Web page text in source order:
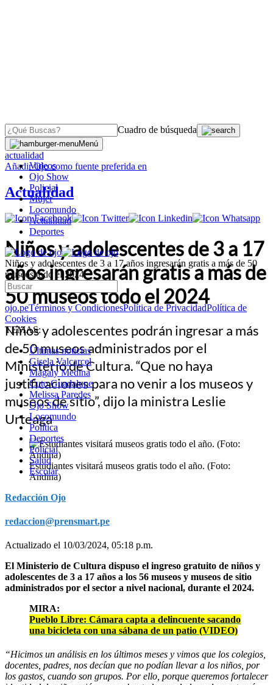
Cuadro de búsqueda
Menú
Videos
Ojo Show
Policial
Mujer
Locomundo
Actualidad
Deportes
Niños y adolescentes de 3 a 17 años ingresarán gratis a más de 50
museos todo el 2024
ojo.peTérminos y CondicionesPolítica de PrivacidadPolítica de
Cookies
TEMAS:
Últimas noticias
Gisela Valcarcel
Magaly Medina
Cuto Guadalupe
Melissa Paredes
Ojo Show
Locomundo
Política
Deportes
Policial
Salud
Escolar
OJO
actualidad
AñadirOjocomo fuente preferida en
Actualidad
Niños y adolescentes de 3 a 17
años ingresarán gratis a más de
50 museos todo el 2024
Niños y adolescentes podrán ingresar a más
de 50 museos administrados por el
Ministerio de Cultura. “Que no haya
justificaciones para no venir a los museos y
museos de sitio”, dijo la ministra Leslie
Urteaga
Estudiantes visitará museos gratis todo el año. (Foto:
Andina)
Redacción Ojo
redaccion@prensmart.pe
Actualizado el 10/03/2024, 05:18 p.m.
El Ministerio de Cultura dispuso el ingreso gratuito de niños y
adolescentes de 3 a 17 años a los 56 museos y museos de sitio
administrados por el sector a nivel nacional, durante el 2024.
MIRA:
Pueblo Libre: Cámara capta a delincuente sacando
una bicicleta con una sábana de un patio (VIDEO)
“Hicimos un análisis en los últimos meses y vimos que los colegios,
docentes, padres, nos decían que no podían llevar a los niños, por
los gastos, cuando son grupos. Por ello, porque queremos fortalecer